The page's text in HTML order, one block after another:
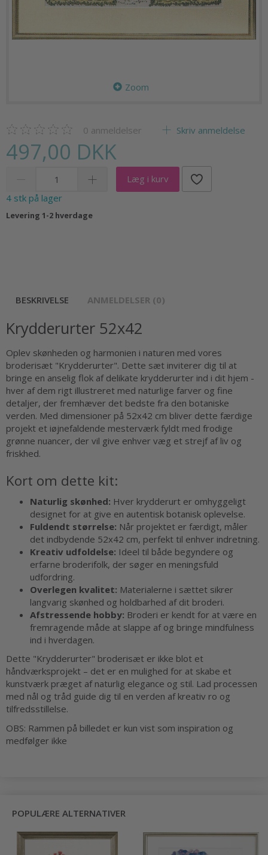
Zoom
0 anmeldelser Skriv anmeldelse
497,00 DKK
Læg i kurv
4 stk på lager
Levering 1-2 hverdage
BESKRIVELSE ANMELDELSER (0)
Krydderurter 52x42
Oplev skønheden og harmonien i naturen med vores
broderisæt "Krydderurter". Dette sæt inviterer dig til at
bringe en anselig flok af delikate krydderurter ind i dit hjem -
hver af dem rigt illustreret med naturlige farver og fine
detaljer, der fremhæver det bedste fra den botaniske
verden. Med dimensioner på 52x42 cm bliver dette færdige
projekt et iøjnefaldende mesterværk fyldt med frodige
grønne nuancer, der vil give enhver væg et strejf af liv og
friskhed.
Kort om dette kit:
Naturlig skønhed: Hver krydderurt er omhyggeligt
designet for at give en autentisk botanisk oplevelse.
Fuldendt størrelse: Når projektet er færdigt, måler
det indbydende 52x42 cm, perfekt til enhver indretning.
Kreativ udfoldelse: Ideel til både begyndere og
erfarne broderifolk, der søger en meningsfuld
udfordring.
Overlegen kvalitet: Materialerne i sættet sikrer
langvarig skønhed og holdbarhed af dit broderi.
Afstressende hobby: Broderi er kendt for at være en
fremragende måde at slappe af og bringe mindfulness
ind i hverdagen.
Dette "Krydderurter" broderisæt er ikke blot et
håndværksprojekt – det er en mulighed for at skabe et
kunstværk præget af naturlig elegance og stil. Lad processen
med nål og tråd guide dig til en verden af kreativ ro og
tilfredsstillelse.
OBS: Rammen på billedet er kun vist som inspiration og
medfølger ikke
POPULÆRE ALTERNATIVER